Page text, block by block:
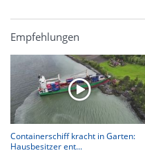
Empfehlungen
Containerschiff kracht in Garten:
Hausbesitzer ent...